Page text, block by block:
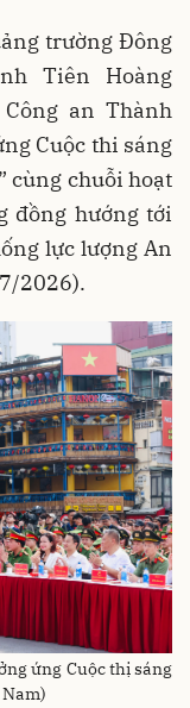
trường Đông
Tiên Hoàng
an Thành
Cuộc thi sáng
cùng chuỗi hoạt
đồng hướng tới
lực lượng An
2026).
ứng Cuộc thị sáng